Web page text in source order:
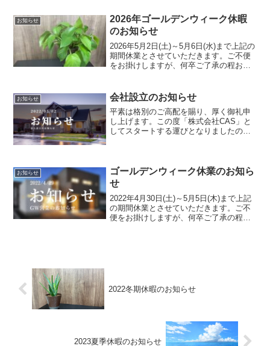
休暇に頂きましたお問い合わせにつきま
して...
お知らせ
2026年ゴールデンウィーク休暇
のお知らせ
2026年5月2日(土)～5月6日(水)まで上記の
期間休業とさせていただきます。ご不便
をお掛けしますが、何卒ご了承の程お願
休暇に頂きましたお問い合わせにつきま
して...
お知らせ 会社設立のお知らせ
平素は格別のご高配を賜り、厚く御礼申
し上げます。この度「株式会社CAS」と
してスタートする運びとなりましたので
お知らせ
ゴールデンウィーク休業のお知ら
せ
2022年4月30日(土)～5月5日(木)まで上記
の期間休業とさせていただきます。ご不
便をお掛けしますが、何卒ご了承の程お
2022冬期休暇のお知らせ
2023夏季休暇のお知らせ